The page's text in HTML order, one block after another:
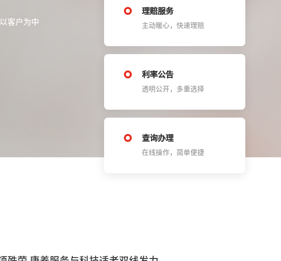
客户为中
理赔服务
主动暖心，快速理赔
利率公告
透明公开，多重选择
查询办理
在线操作，简单便捷